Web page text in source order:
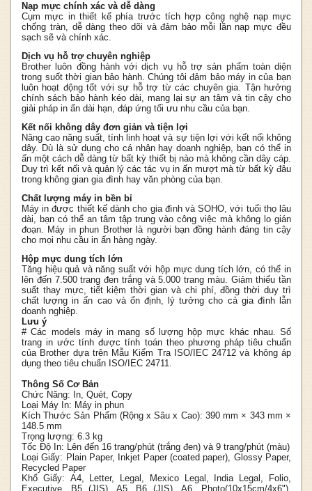
Nạp mực chính xác và dễ dàng
Cụm mực in thiết kế phía trước tích hợp công nghệ nạp mực
chống tràn, dễ dàng theo dõi và đảm bảo mỗi lần nạp mực đều
sạch sẽ và chính xác.
Dịch vụ hỗ trợ chuyên nghiệp
Brother luôn đồng hành với dịch vụ hỗ trợ sản phẩm toàn diện
trong suốt thời gian bảo hành. Chúng tôi đảm bảo máy in của bạn
luôn hoạt động tốt với sự hỗ trợ từ các chuyên gia. Tận hưởng
chính sách bảo hành kéo dài, mang lại sự an tâm và tin cậy cho
giải pháp in ấn dài hạn, đáp ứng tối ưu nhu cầu của bạn.
Kết nối không dây đơn giản và tiện lợi
Nâng cao năng suất, tính linh hoạt và sự tiện lợi với kết nối không
dây. Dù là sử dụng cho cá nhân hay doanh nghiệp, bạn có thể in
ấn một cách dễ dàng từ bất kỳ thiết bị nào mà không cần dây cáp.
Duy trì kết nối và quản lý các tác vụ in ấn mượt mà từ bất kỳ đâu
trong không gian gia đình hay văn phòng của bạn.
Chất lượng máy in bền bỉ
Máy in được thiết kế dành cho gia đình và SOHO, với tuổi thọ lâu
dài, bạn có thể an tâm tập trung vào công việc mà không lo gián
đoạn. Máy in phun Brother là người bạn đồng hành đáng tin cậy
cho mọi nhu cầu in ấn hàng ngày.
Hộp mực dung tích lớn
Tăng hiệu quả và năng suất với hộp mực dung tích lớn, có thể in
lên đến 7.500 trang đen trắng và 5.000 trang màu. Giảm thiểu tần
suất thay mực, tiết kiệm thời gian và chi phí, đồng thời duy trì
chất lượng in ấn cao và ổn định, lý tưởng cho cả gia đình lẫn
doanh nghiệp.
Lưu ý
# Các models máy in mang số lượng hộp mực khác nhau. Số
trang in ước tính được tính toán theo phương pháp tiêu chuẩn
của Brother dựa trên Mẫu Kiểm Tra ISO/IEC 24712 và không áp
dụng theo tiêu chuẩn ISO/IEC 24711.
Thông Số Cơ Bản
Chức Năng: In, Quét, Copy
Loại Máy In: Máy in phun
Kích Thước Sản Phẩm (Rộng x Sâu x Cao): 390 mm × 343 mm ×
148.5 mm
Trọng lượng: 6.3 kg
Tốc Độ In: Lên đến 16 trang/phút (trắng đen) và 9 trang/phút (màu)
Loại Giấy: Plain Paper, Inkjet Paper (coated paper), Glossy Paper,
Recycled Paper
Khổ Giấy: A4, Letter, Legal, Mexico Legal, India Legal, Folio,
Executive, B5 (JIS), A5, B6 (JIS), A6, Photo(10x15cm/4x6"),